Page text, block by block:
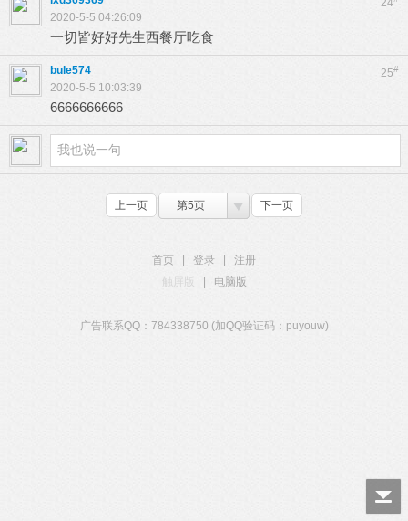
24
2020-5-5 04:26:09
一切皆好好先生西餐厅吃食
25#
bule574
2020-5-5 10:03:39
6666666666
上一页 第5页 下一页
首页 登录
注册
触屏版
电脑版
广告联系QQ：784338750 (加QQ验证码：puyouw)